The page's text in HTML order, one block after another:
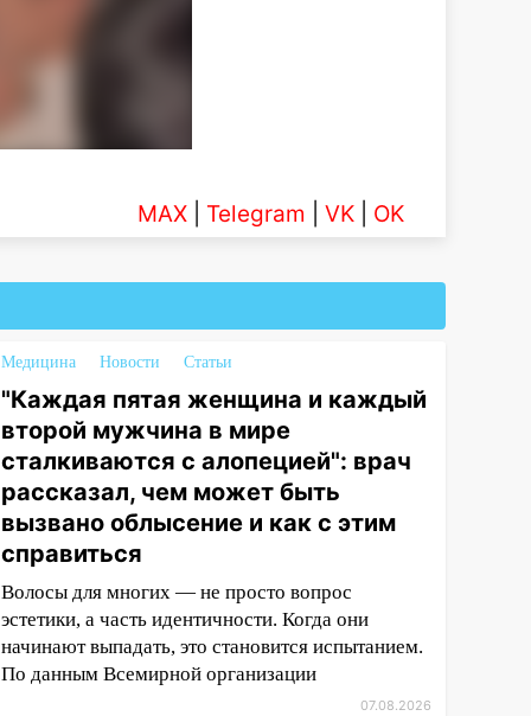
MAX Telegram VK OK
Медицина Новости Статьи
"Каждая пятая женщина и каждый
второй мужчина в мире
сталкиваются с алопецией": врач
рассказал, чем может быть
вызвано облысение и как с этим
справиться
Волосы для многих — не просто вопрос
эстетики, а часть идентичности. Когда они
начинают выпадать, это становится испытанием.
По данным Всемирной организации
07.08.2026